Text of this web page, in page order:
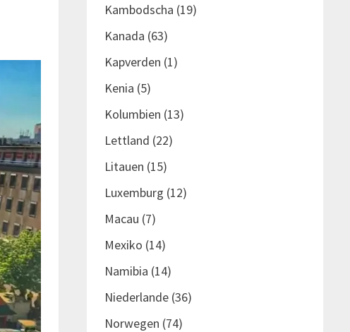
Kambodscha (19)
Kanada (63)
Kapverden (1)
Kenia (5)
Kolumbien (13)
Lettland (22)
Litauen (15)
Luxemburg (12)
Macau (7)
Mexiko (14)
Namibia (14)
Niederlande(36)
Norwegen (74)